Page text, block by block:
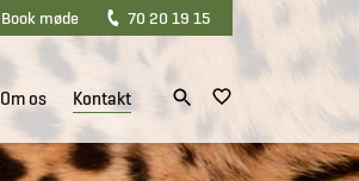
Book møde 70 20 19 15
Om os Kontakt